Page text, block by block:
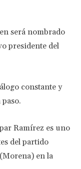
será nombrado
presidente del
constante y
Ramírez es uno
del partido
en la